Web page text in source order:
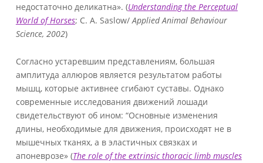
недостаточно деликатна». (Understanding the Perceptual
World of Horses; C. A. Saslow/Applied Animal Behaviour
Science, 2002)
Согласно устаревшим представлениям, большая
амплитуда аллюров является результатом работы
мышц, которые активнее сгибают суставы. Однако
современные исследования движений лошади
свидетельствуют об ином: “Основные изменения
длины, необходимые для движения, происходят не в
мышечных тканях, а в эластичных связках и
апоневрозе» (The role of the extrinsic thoracic limb muscles